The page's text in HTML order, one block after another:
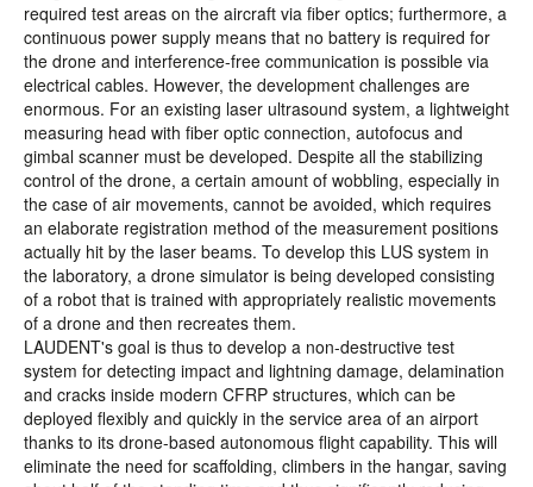
required test areas on the aircraft via fiber optics; furthermore, a
continuous power supply means that no battery is required for
the drone and interference-free communication is possible via
electrical cables. However, the development challenges are
enormous. For an existing laser ultrasound system, a lightweight
measuring head with fiber optic connection, autofocus and
gimbal scanner must be developed. Despite all the stabilizing
control of the drone, a certain amount of wobbling, especially in
the case of air movements, cannot be avoided, which requires
an elaborate registration method of the measurement positions
actually hit by the laser beams. To develop this LUS system in
the laboratory, a drone simulator is being developed consisting
of a robot that is trained with appropriately realistic movements
of a drone and then recreates them.
LAUDENT's goal is thus to develop a non-destructive test
system for detecting impact and lightning damage, delamination
and cracks inside modern CFRP structures, which can be
deployed flexibly and quickly in the service area of an airport
thanks to its drone-based autonomous flight capability. This will
eliminate the need for scaffolding, climbers in the hangar, saving